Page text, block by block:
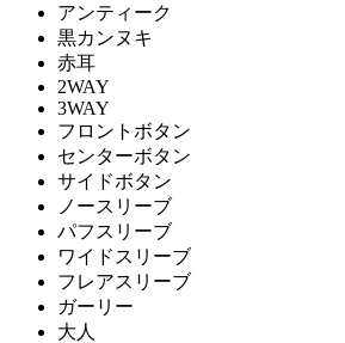
アンティーク
黒カンヌキ
赤耳
2WAY
3WAY
フロントボタン
センターボタン
サイドボタン
ノースリーブ
パフスリーブ
ワイドスリーブ
フレアスリーブ
ガーリー
大人